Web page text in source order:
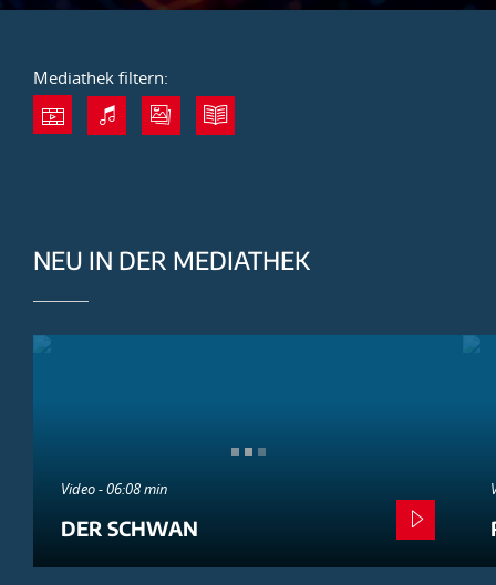
Mediathek filtern:
NEU IN DER MEDIATHEK
Video - 06:08 min
DER SCHWAN